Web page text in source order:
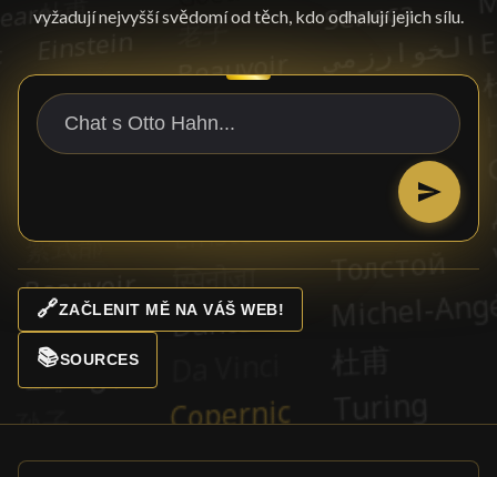
vyžadují nejvyšší svědomí od těch, kdo odhalují jejich sílu.
🔗ZAČLENIT MĚ NA VÁŠ WEB!
📚SOURCES